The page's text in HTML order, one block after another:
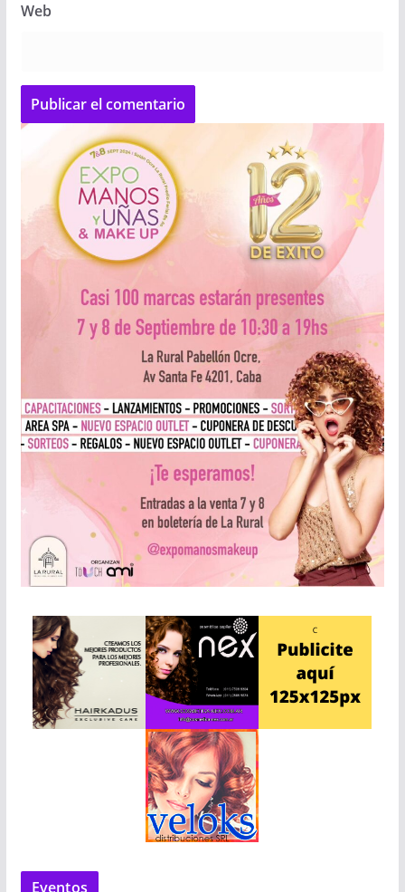
Web
Eventos